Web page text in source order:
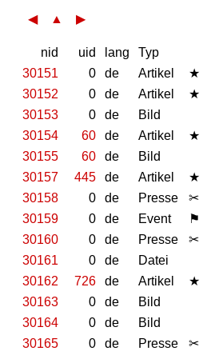
◀ ▲ ▶
nid uid lang Typ
30151
0 de Artikel ★
30152
0 de Artikel ★
30153
0 de Bild
30154
60 de Artikel ★
30155
60 de Bild
30157
445 de Artikel ★
30158
0 de Presse ✂
30159
0 de Event ⚑
30160
0 de Presse ✂
30161
0 de Datei
30162
726 de Artikel ★
30163
0 de Bild
30164
0 de Bild
30165
0 de Presse ✂